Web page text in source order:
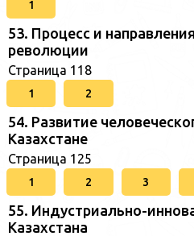
1
53. Процесс и
революции
Страница 118
1 2
54. Развитие
Казахстане
Страница 125
1 2 3
55. Индустриально-
Казахстана